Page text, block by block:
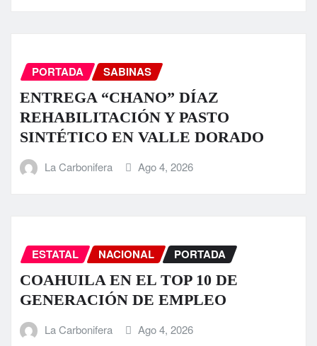
PORTADA SABINAS
ENTREGA “CHANO” DÍAZ
REHABILITACIÓN Y PASTO
SINTÉTICO EN VALLE DORADO
La Carbonifera Ago 4, 2026
ESTATAL NACIONAL PORTADA
COAHUILA EN EL TOP 10 DE
GENERACIÓN DE EMPLEO
La Carbonifera Ago 4, 2026